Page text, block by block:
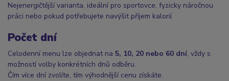
Nejenergičtější varianta, ideální pro sportovce, fyzicky náročnou
práci nebo pokud potřebujete navýšit příjem kalorií.
Počet dní
Celodenní menu lze objednat na 5, 10, 20 nebo 60 dní, vždy s
možností volby konkrétních dnů odběru.
Čím více dní zvolíte, tím výhodnější cenu získáte.